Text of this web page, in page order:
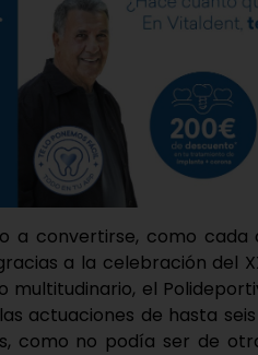
a convertirse, como
a la celebración del
multitudinario, el
actuaciones de hasta
como no podía ser de